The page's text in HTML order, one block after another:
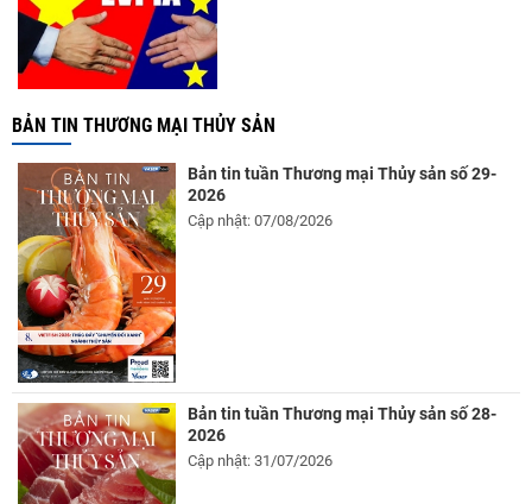
BẢN TIN THƯƠNG MẠI THỦY SẢN
Bản tin tuần Thương mại Thủy sản số 29-
2026
Cập nhật: 07/08/2026
Bản tin tuần Thương mại Thủy sản số 28-
2026
Cập nhật: 31/07/2026